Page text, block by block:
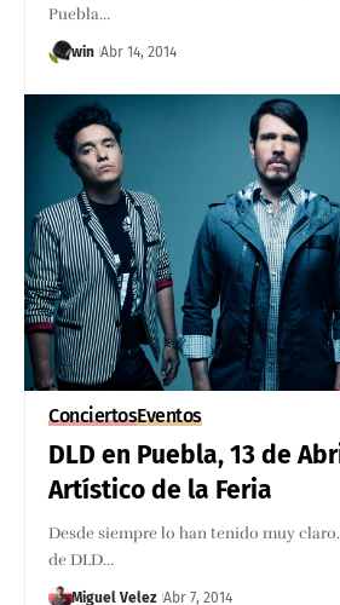
Puebla…
win Abr 14, 2014
ConciertosEventos
DLD en Puebla, 13 de
Artístico de la Feria
Desde siempre lo han tenido muy
de DLD…
Miguel Velez Abr 7, 2014